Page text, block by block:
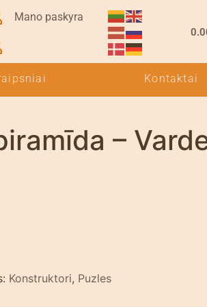
Mano paskyra
Kontaktai
–
Konstruktori, Puzles